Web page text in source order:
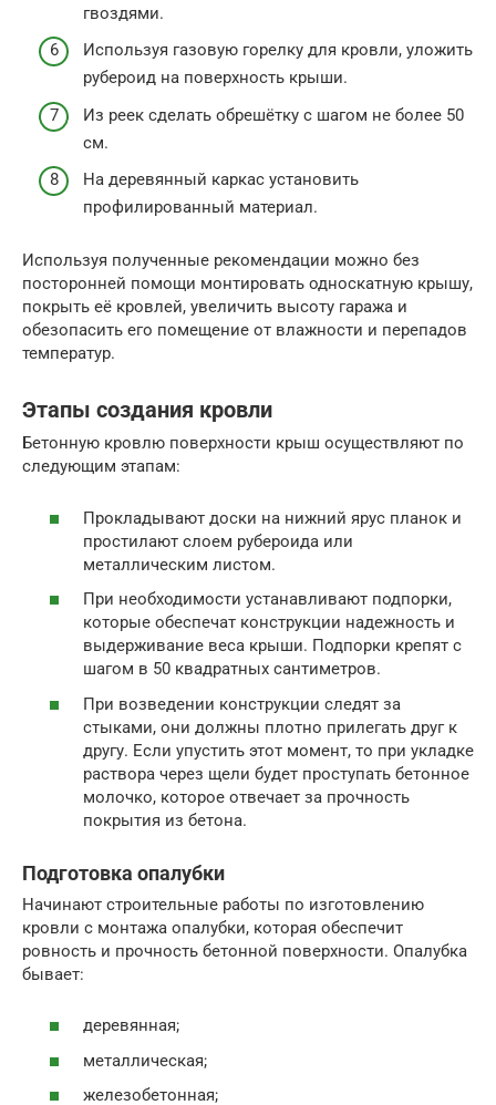
гвоздями.
Используя газовую горелку для кровли, уложить
рубероид на поверхность крыши.
Из реек сделать обрешётку с шагом не более 50
см.
На деревянный каркас установить
профилированный материал.
Используя полученные рекомендации можно без
посторонней помощи монтировать односкатную крышу,
покрыть её кровлей, увеличить высоту гаража и
обезопасить его помещение от влажности и перепадов
температур.
Этапы создания кровли
Бетонную кровлю поверхности крыш осуществляют по
следующим этапам:
Прокладывают доски на нижний ярус планок и
простилают слоем рубероида или
металлическим листом.
При необходимости устанавливают подпорки,
которые обеспечат конструкции надежность и
выдерживание веса крыши. Подпорки крепят с
шагом в 50 квадратных сантиметров.
При возведении конструкции следят за
стыками, они должны плотно прилегать друг к
другу. Если упустить этот момент, то при укладке
раствора через щели будет проступать бетонное
молочко, которое отвечает за прочность
покрытия из бетона.
Подготовка опалубки
Начинают строительные работы по изготовлению
кровли с монтажа опалубки, которая обеспечит
ровность и прочность бетонной поверхности. Опалубка
бывает:
деревянная;
металлическая;
железобетонная;